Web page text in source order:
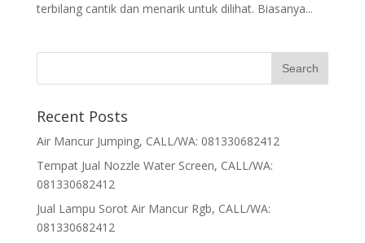
terbilang cantik dan menarik untuk dilihat. Biasanya...
Recent Posts
Air Mancur Jumping, CALL/WA: 081330682412
Tempat Jual Nozzle Water Screen, CALL/WA:
081330682412
Jual Lampu Sorot Air Mancur Rgb, CALL/WA:
081330682412